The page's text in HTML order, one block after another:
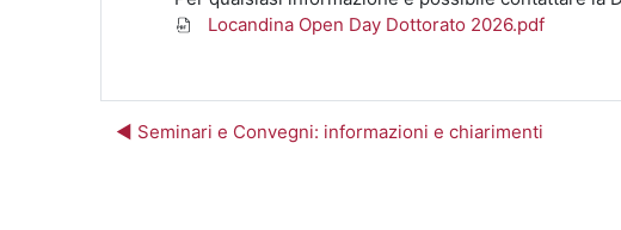
Locandina Open Day Dottorato 2026.pdf
◀︎ Seminari e Convegni: informazioni e chiarimenti